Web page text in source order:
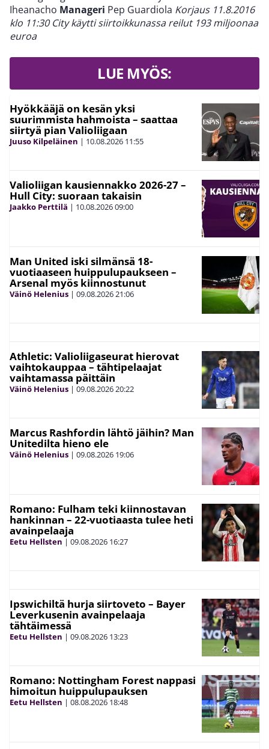
Iheanacho Manageri Pep Guardiola Korjaus 11.8.2016
klo 11:30 City käytti siirtoikkunassa reilut 193 miljoonaa
euroa
LUE MYÖS:
Hyökkääjä on kesän yksi
suurimmista hahmoista – saattaa
siirtyä pian Valioliigaan
Juuso Kilpeläinen | 10.08.2026 11:55
Valioliigan kausiennakko 2026-27 –
Hull City: suoraan takaisin
Jaakko Perttilä | 10.08.202609:00
Man United iski silmänsä 18-
vuotiaaseen huippulupaukseen –
Arsenal myös kiinnostunut
Väinö Helenius | 09.08.202621:06
Athletic: Valioliigaseurat hierovat
vaihtokauppaa – tähtipelaajat
vaihtamassa päittäin
Väinö Helenius | 09.08.202620:22
Marcus Rashfordin lähtö jäihin? Man
Unitedilta hieno ele
Väinö Helenius | 09.08.2026 19:06
Romano: Fulham teki kiinnostavan
hankinnan – 22-vuotiaasta tulee heti
avainpelaaja
Eetu Hellsten | 09.08.2026 16:27
Ipswichiltä hurja siirtoveto – Bayer
Leverkusenin avainpelaaja
tähtäimessä
Eetu Hellsten | 09.08.2026 13:23
Romano: Nottingham Forest nappasi
himoitun huippulupauksen
Eetu Hellsten | 08.08.2026 18:48